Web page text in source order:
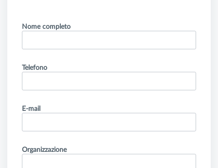
Nome completo
Telefono
E-mail
Organizzazione